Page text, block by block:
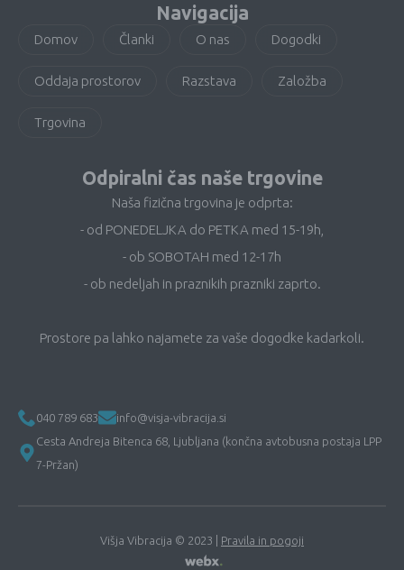
Navigacija
Domov Članki O nas Dogodki
Oddaja prostorov Razstava Založba
Trgovina
Odpiralni čas naše trgovine
Naša fizična trgovina je odprta:
- od PONEDELJKA do PETKA med 15-19h,
- ob SOBOTAH med 12-17h
- ob nedeljah in praznikih prazniki zaprto.
Prostore pa lahko najamete za vaše dogodke kadarkoli.
040 789 683
info@visja-vibracija.si
Cesta Andreja Bitenca 68, Ljubljana (končna avtobusna postaja LPP
7-Pržan)
Višja Vibracija © 2023 | Pravila in pogoji